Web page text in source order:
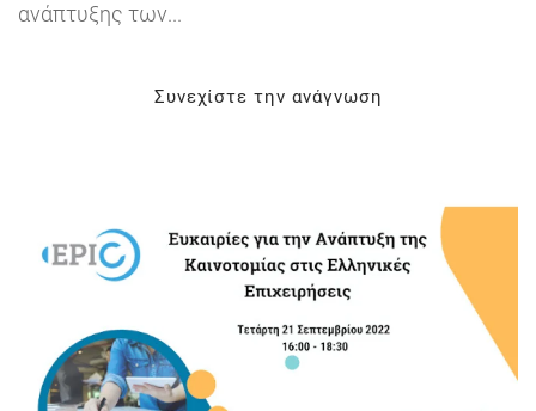
ανάπτυξης των...
Συνεχίστε την ανάγνωση